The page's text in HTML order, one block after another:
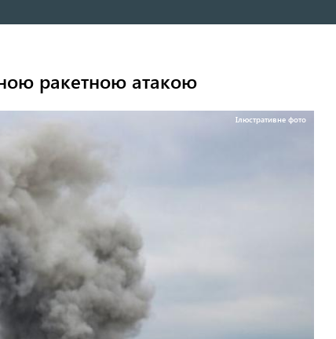
ракетною атакою
Ілюстративне фото